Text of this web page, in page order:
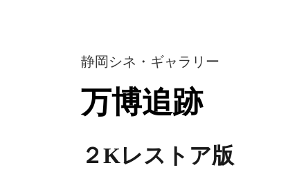
静岡シネ・ギャラリー
万博追跡
２Kレストア版